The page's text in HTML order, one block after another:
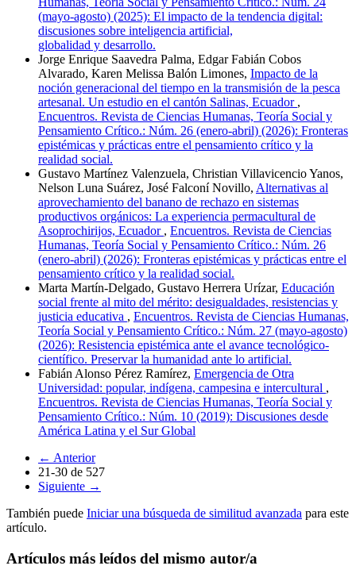
(mayo-agosto) (2025): El impacto de la tendencia digital:
discusiones sobre inteligencia artificial,
globalidad y desarrollo.
Jorge Enrique Saavedra Palma, Edgar Fabián Cobos
Alvarado, Karen Melissa Balón Limones, Impacto de la
noción generacional del tiempo en la transmisión de la pesca
artesanal. Un estudio en el cantón Salinas, Ecuador ,
Encuentros. Revista de Ciencias Humanas, Teoría Social y
Pensamiento Crítico.: Núm. 26 (enero-abril) (2026): Fronteras
epistémicas y prácticas entre el pensamiento crítico y la
realidad social.
Gustavo Martínez Valenzuela, Christian Villavicencio Yanos,
Nelson Luna Suárez, José Falconí Novillo, Alternativas al
aprovechamiento del banano de rechazo en sistemas
productivos orgánicos: La experiencia permacultural de
Asoprochirijos, Ecuador , Encuentros. Revista de Ciencias
Humanas, Teoría Social y Pensamiento Crítico.: Núm. 26
(enero-abril) (2026): Fronteras epistémicas y prácticas entre el
pensamiento crítico y la realidad social.
Marta Martín-Delgado, Gustavo Herrera Urízar, Educación
social frente al mito del mérito: desigualdades, resistencias y
justicia educativa , Encuentros. Revista de Ciencias Humanas,
Teoría Social y Pensamiento Crítico.: Núm. 27 (mayo-agosto)
(2026): Resistencia epistémica ante el avance tecnológico-
científico. Preservar la humanidad ante lo artificial.
Fabián Alonso Pérez Ramírez, Emergencia de Otra
Universidad: popular, indígena, campesina e intercultural ,
Encuentros. Revista de Ciencias Humanas, Teoría Social y
Pensamiento Crítico.: Núm. 10 (2019): Discusiones desde
América Latina y el Sur Global
← Anterior
21-30 de 527
Siguiente →
También puede Iniciar una búsqueda de similitud avanzada para este
artículo.
Artículos más leídos del mismo autor/a